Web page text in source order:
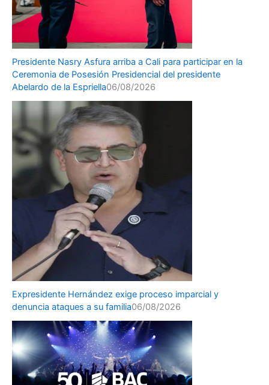
Presidente Nasry Asfura arriba a Cali para participar en la
Ceremonia de Posesión Presidencial del presidente
Abelardo de la Espriella06/08/2026
Expresidente Hernández exige proceso imparcial y
denuncia ataques a su familia06/08/2026